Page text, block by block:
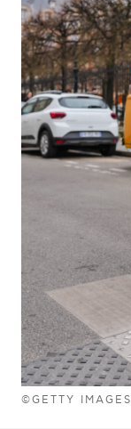
©GETTY IMAGES